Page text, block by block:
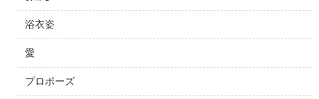
浴衣姿
愛
プロポーズ